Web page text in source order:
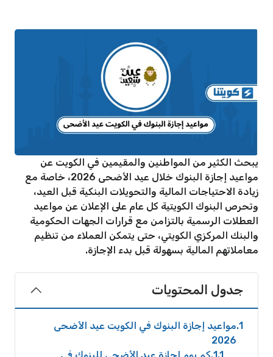
يبحث الكثير من المواطنين والمقيمين في الكويت عن
مواعيد إجازة البنوك خلال عيد الأضحى 2026، خاصة مع
زيادة الاحتياجات المالية والتحويلات البنكية قبل العيد،
وتحرص البنوك الكويتية كل عام على الإعلان عن مواعيد
العطلات الرسمية بالتزامن مع قرارات الجهات الحكومية
والبنك المركزي الكويتي، حتى يتمكن العملاء من تنظيم
معاملاتهم المالية بسهولة قبل بدء الإجازة.
جدول المحتويات
1 مواعيد إجازة البنوك في الكويت عيد الأضحى
2026